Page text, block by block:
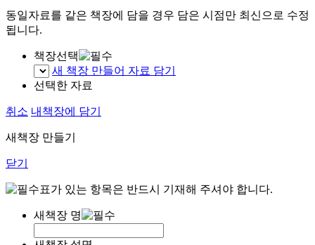
동일자료를 같은 책장에 담을 경우 담은 시점만 최신으로 수정
됩니다.
책장선택
새 책장 만들어 자료 담기
선택한 자료
취소 내책장에 담기
새책장 만들기
닫기
표가 있는 항목은 반드시 기재해 주셔야 합니다.
새책장 명